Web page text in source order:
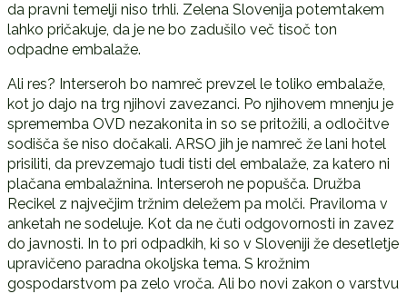
da pravni temelji niso trhli. Zelena Slovenija potemtakem
lahko pričakuje, da je ne bo zadušilo več tisoč ton
odpadne embalaže.
Ali res? Interseroh bo namreč prevzel le toliko embalaže,
kot jo dajo na trg njihovi zavezanci. Po njihovem mnenju je
sprememba OVD nezakonita in so se pritožili, a odločitve
sodišča še niso dočakali. ARSO jih je namreč že lani hotel
prisiliti, da prevzemajo tudi tisti del embalaže, za katero ni
plačana embalažnina. Interseroh ne popušča. Družba
Recikel z največjim tržnim deležem pa molči. Praviloma v
anketah ne sodeluje. Kot da ne čuti odgovornosti in zavez
do javnosti. In to pri odpadkih, ki so v Sloveniji že desetletje
upravičeno paradna okoljska tema. S krožnim
gospodarstvom pa zelo vroča. Ali bo novi zakon o varstvu